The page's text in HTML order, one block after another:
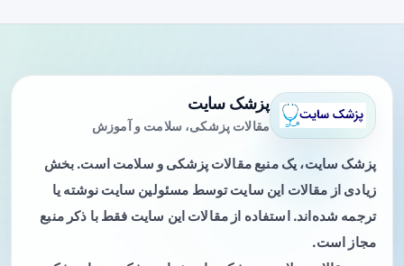
پزشک سایت
مقالات پزشکی، سلامت و آموزش
پزشک سایت، یک منبع مقالات پزشکی و سلامت است. بخش
زیادی از مقالات این سایت توسط مسئولین سایت نوشته یا
ترجمه شده‌اند. استفاده از مقالات این سایت فقط با ذکر منبع
مجاز است.